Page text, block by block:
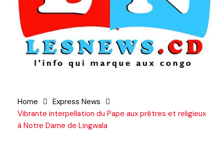
Home
Express News
Vibrante interpellation du Pape aux prêtres et religieux
à Notre Dame de Lingwala